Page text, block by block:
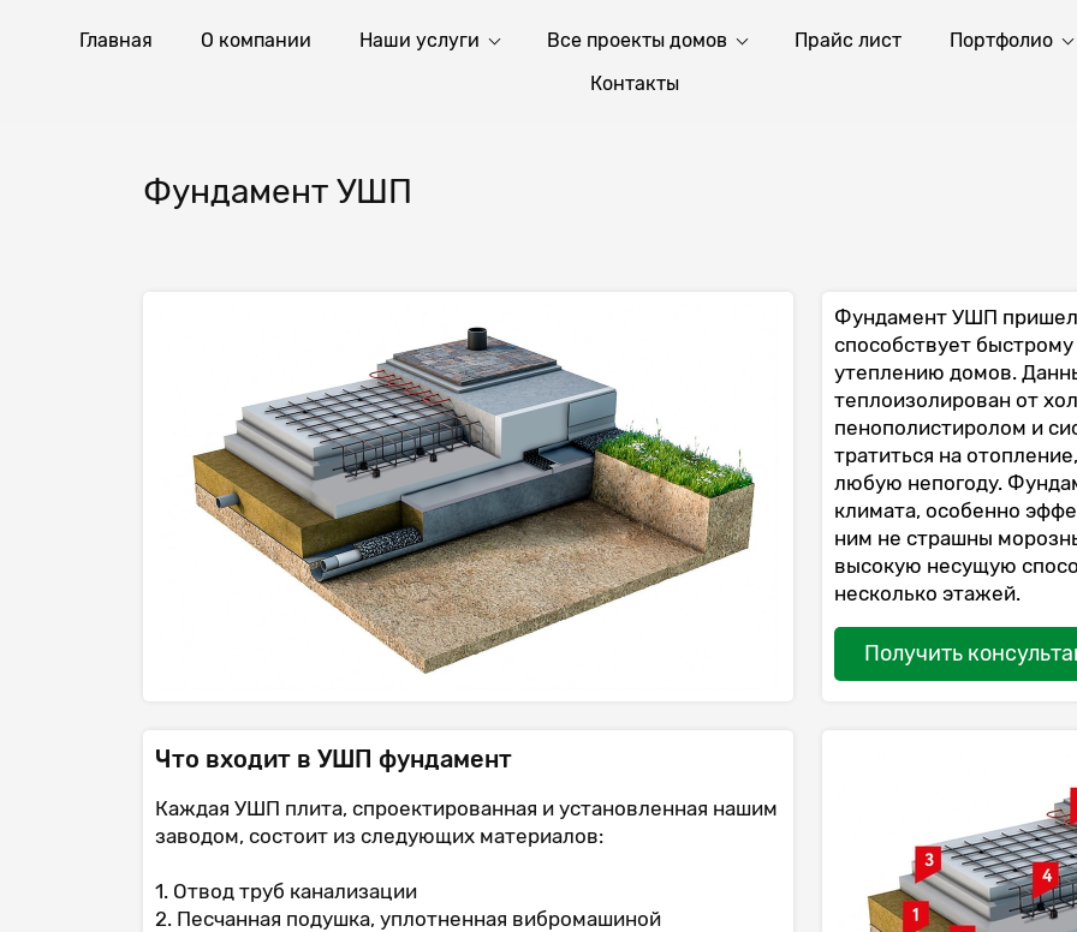
Главная О компании Наши услуги Все проекты домов Прайс лист
Портфолио
Контакты
Фундамент УШП
Фундамент УШП
способствует
утеплению домов.
теплоизолирован от
пенополистиролом и
тратиться на
любую непогоду.
климата, особенно
ним не страшны
высокую несущую
несколько этажей.
Получить
Что входит в УШП фундамент
Каждая УШП плита, спроектированная и установленная нашим
заводом, состоит из следующих материалов:
1. Отвод труб канализации
2. Песчанная подушка, уплотненная вибромашиной